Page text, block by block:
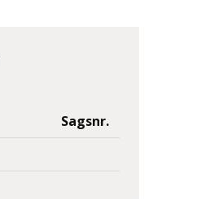
Sagsnr.